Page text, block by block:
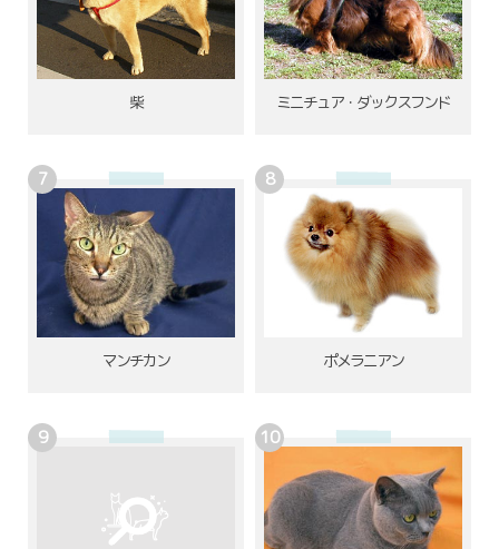
柴 ミニチュア・ダックスフンド
マンチカン ポメラニアン